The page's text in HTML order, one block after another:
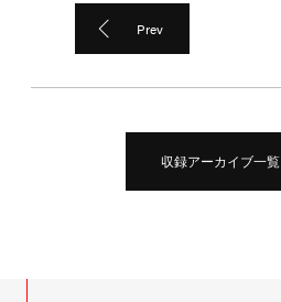
Prev
収録アーカイブ一覧